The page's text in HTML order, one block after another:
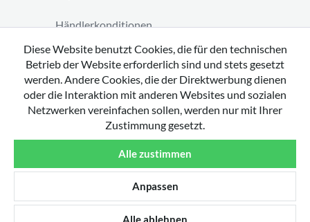
Händlerkonditionen
Vertrag widerrufen
Diese Website benutzt Cookies, die für den technischen
Betrieb der Website erforderlich sind und stets gesetzt
werden. Andere Cookies, die der Direktwerbung dienen
oder die Interaktion mit anderen Websites und sozialen
Netzwerken vereinfachen sollen, werden nur mit Ihrer
Zustimmung gesetzt.